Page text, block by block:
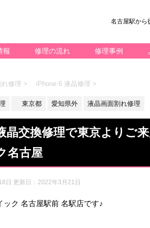
名古屋駅から
報 修理の流れ 修理事例
修理 > iPhone 6 液晶修理 >
東京都 愛知県外 液晶画面割れ修理
晶交換修理で東京よりご
名古屋
日 更新日： 2022年3月21日
ック 名古屋駅前 名駅店です♪